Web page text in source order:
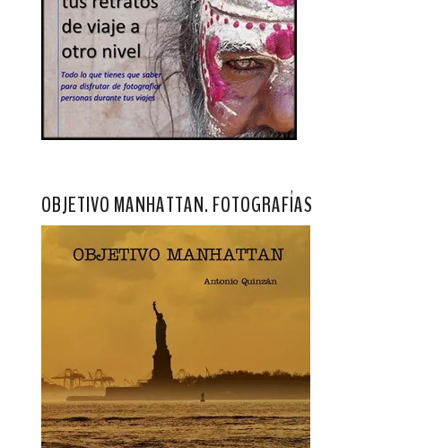
OBJETIVO MANHATTAN. FOTOGRAFÍAS